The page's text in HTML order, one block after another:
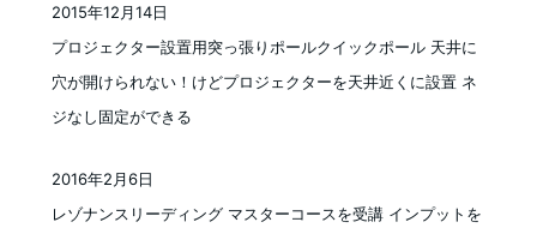
プロジェクター設置用突っ張りポールクイックポール 天井に
穴が開けられない！けどプロジェクターを天井近くに設置 ネ
ジなし固定ができる
2015年12月14日
レゾナンスリーディング マスターコースを受講 インプットを
投稿日
2016年2月6日